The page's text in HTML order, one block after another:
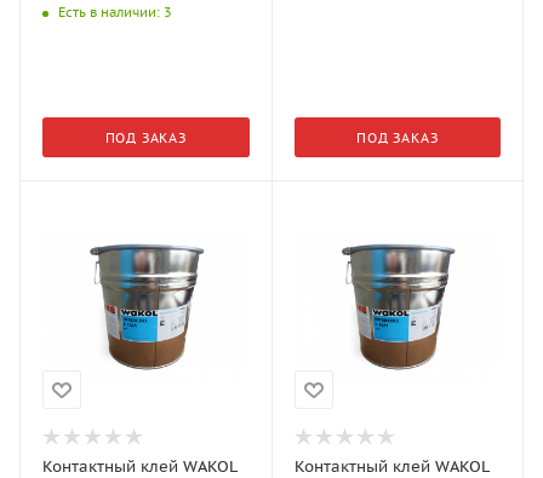
Есть в наличии: 3
ПОД ЗАКАЗ ПОД ЗАКАЗ
Контактный клей WAKOL
Контактный клей WAKOL